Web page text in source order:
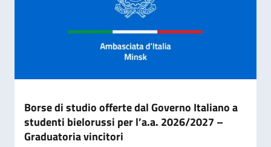
Borse di studio offerte dal Governo Italiano a
studenti bielorussi per l’a.a. 2026/2027 –
Graduatoria vincitori